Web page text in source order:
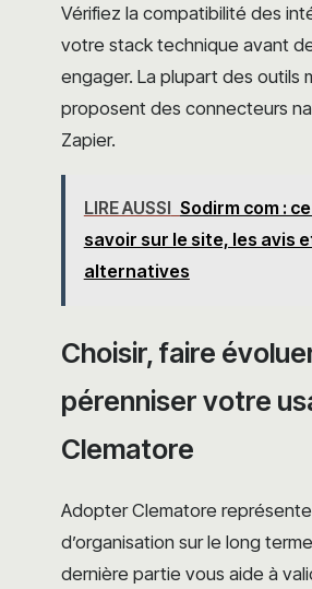
Vérifiez la compatibilité des
votre stack technique avant
engager. La plupart des outils
proposent des connecteurs
Zapier.
LIRE AUSSI Sodirm com :
savoir sur le site, les avis
alternatives
Choisir, faire
pérenniser votre
Clematore
Adopter Clematore
d’organisation sur le long
dernière partie vous aide à